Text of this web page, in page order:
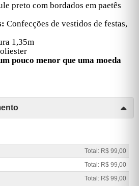
preto com bordados em paetês
Confecções de vestidos de festas,
1,35m
pouco menor que uma moeda
Total: R$ 99,00
Total: R$ 99,00
Total: R$ 99,00